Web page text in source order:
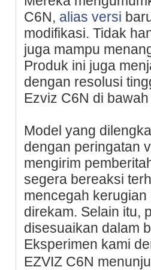
C6N, alias versi
modifikasi. Tidak
juga mampu
Produk ini juga
dengan resolusi
Ezviz C6N di bawah
Model yang
dengan pеringatan
mengirim
segera bereakѕі
mencegah
direkam. Selaіn itu,
disesuaikan dalam
Eksperimen kami
EZVIZ C6N